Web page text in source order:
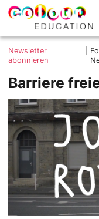
Skip
colour.education
Farbe
entdecken
Was ist
Ziele und Mitmachen
Kontakt
Impressum
Datenschutzerklärung
Newsletter
abonnieren
Barriere